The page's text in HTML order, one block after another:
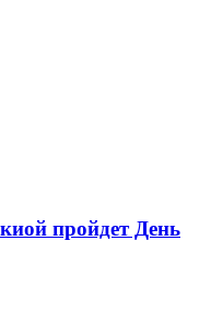
пройдет День